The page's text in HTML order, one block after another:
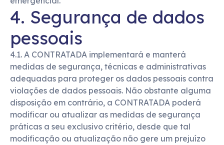
4. Segurança de dados
pessoais
4.1. A CONTRATADA implementará e manterá
medidas de segurança, técnicas e administrativas
adequadas para proteger os dados pessoais contra
violações de dados pessoais. Não obstante alguma
disposição em contrário, a CONTRATADA poderá
modificar ou atualizar as medidas de segurança
práticas a seu exclusivo critério, desde que tal
modificação ou atualização não gere um prejuízo